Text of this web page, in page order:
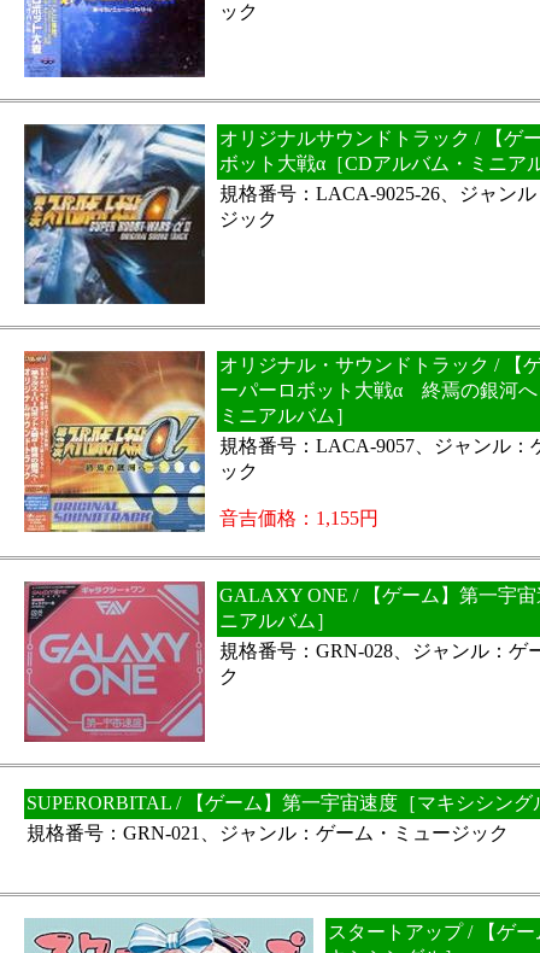
ック
オリジナルサウンドトラック / 【ゲ
ボット大戦α［CDアルバム・ミニア
規格番号：LACA-9025-26、ジャン
ジック
オリジナル・サウンドトラック / 【
ーパーロボット大戦α 終焉の銀河
ミニアルバム］
規格番号：LACA-9057、ジャンル：
ック
音吉価格：1,155円
GALAXY ONE / 【ゲーム】第一宇
ニアルバム］
規格番号：GRN-028、ジャンル：ゲ
ク
SUPERORBITAL / 【ゲーム】第一宇宙速度［マキシシング
規格番号：GRN-021、ジャンル：ゲーム・ミュージック
スタートアップ / 【ゲ